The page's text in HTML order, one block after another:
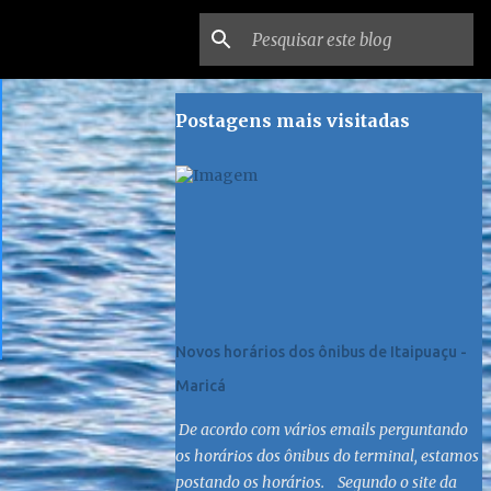
Postagens mais visitadas
Novos horários dos ônibus de Itaipuaçu -
Maricá
De acordo com vários emails perguntando
os horários dos ônibus do terminal, estamos
postando os horários. Segundo o site da